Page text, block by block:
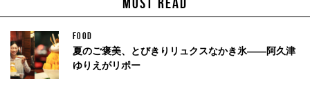
FOOD
夏のご褒美、とびきりリュクスなかき氷——阿久津
ゆりえがリポー